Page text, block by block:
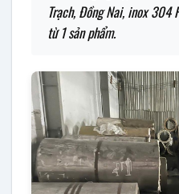
Trạch, Đồng Nai, inox 304
từ 1 sản phẩm.